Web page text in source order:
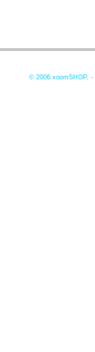
© 2006 xoomSHOP. -